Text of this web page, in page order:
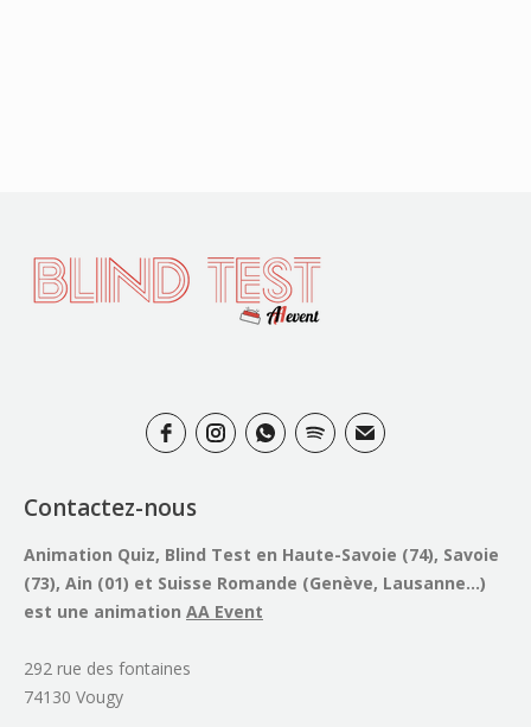
Contactez-nous
Animation Quiz, Blind Test en Haute-Savoie (74), Savoie
(73), Ain (01) et Suisse Romande (Genève, Lausanne...)
est une animation AA Event
292 rue des fontaines
74130 Vougy